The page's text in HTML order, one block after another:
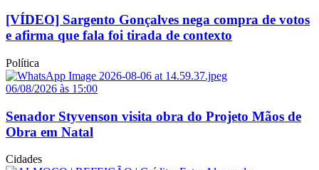
[VÍDEO] Sargento Gonçalves nega compra de votos
e afirma que fala foi tirada de contexto
Política
06/08/2026 às 15:00
Senador Styvenson visita obra do Projeto Mãos de
Obra em Natal
Cidades